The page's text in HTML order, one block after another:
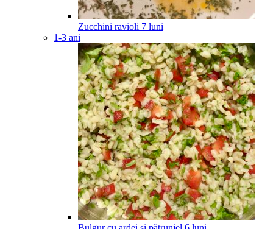
Zucchini ravioli 7 luni
1-3 ani